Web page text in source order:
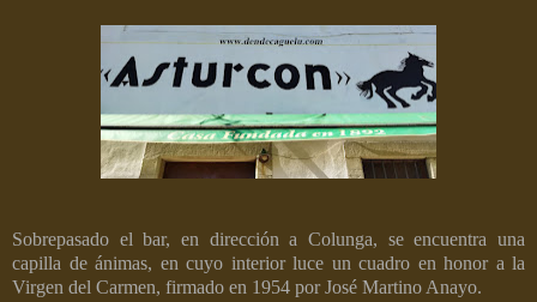
Sobrepasado el bar, en dirección a Colunga, se encuentra una
capilla de ánimas, en cuyo interior luce un cuadro en honor a la
Virgen del Carmen, firmado en 1954 por José Martino Anayo.